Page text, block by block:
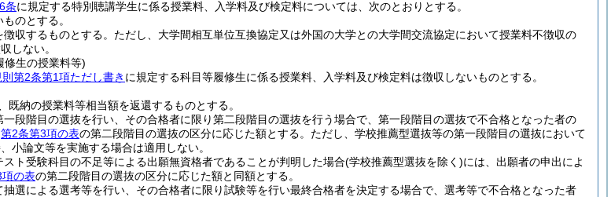
条に規定する特別聴講学生に係る授業料、入学料及び検定料については、次のとおりとする。
のとする。
収するものとする。 ただし、大学間相互単位互換協定又は外国の大学との大学間交流協定において授業料不徴収の
しない。
修生の授業料等)
第2条第1項ただし書き に規定する科目等履修生に係る授業料、入学料及び検定料は徴収しないものとする。
既納の授業料等相当額を返還するものとする。
段階目の選抜を行い、その合格者に限り第二段階目の選抜を行う場合で、第一段階目の選抜で不合格となった者の
第2条第3項の表の第二段階目の選抜の区分に応じた額とする。 ただし、学校推薦型選抜等の第一段階目の選抜において
小論文等を実施する場合は適用しない。
ト受験科目の不足等による出願無資格者であることが判明した場合(学校推薦型選抜を除く)には、出願者の申出によ
の表の第二段階目の選抜の区分に応じた額と同額とする。
選による選考等を行い、その合格者に限り試験等を行い最終合格者を決定する場合で、選考等で不合格となった者